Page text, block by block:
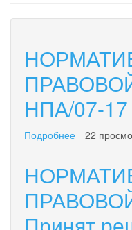
НПА/07-17
Подробнее
АКТ
15-
22